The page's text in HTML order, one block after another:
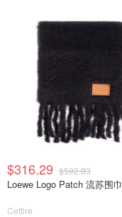
$316.29 $592.83
Loewe Logo Patch 流苏围巾
Cettire